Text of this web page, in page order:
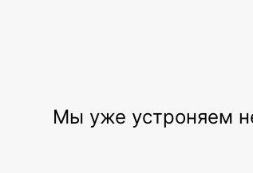
Мы уже устроняем